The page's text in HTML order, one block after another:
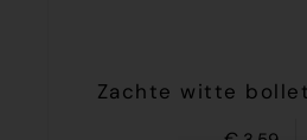
Zachte witte